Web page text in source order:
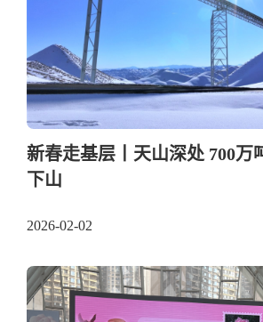
新春走基层丨天山深处 700万
下山
2026-02-02